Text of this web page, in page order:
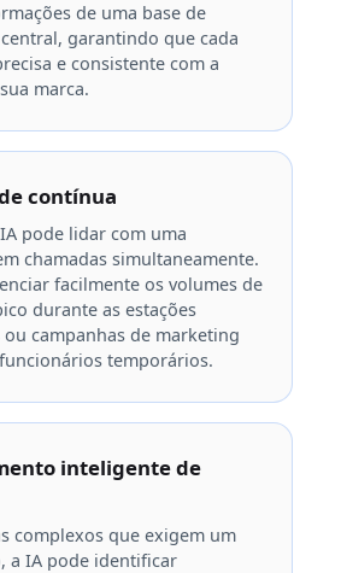
de uma base de
garantindo que cada
e consistente com a
marca.
contínua
pode lidar com uma
chamadas simultaneamente.
facilmente os volumes de
durante as estações
campanhas de marketing
temporários.
inteligente de
complexos que exigem um
a IA pode identificar